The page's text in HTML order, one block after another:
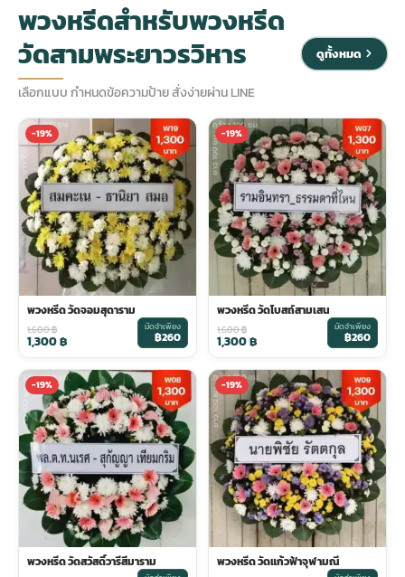
ดอกไม้งานศพ กรุงเทพ
ดอกไม้งานศพ ปากคลองตลาด
ร้านดอกไม้งานศพ ใกล้ฉัน
ดอกไม้งานศพ ราคาถูก
จัดดอกไม้งานศพ ราคา
ดอกไม้งานศพ ส่งฟรี
ดอกไม้งานศพ ออนไลน์
พวงดอกไม้งานศพ
tpdecorate ปูพื้น
พวงหรีดดอกไม้สด ราคาถูก
สั่งพวงหรีด ออนไลน์
ส่งพวงหรีด ด่วน กรุงเทพ
ร้านพวงหรีด กรุงเทพ ส่งฟรี
พวงหรีด ปากคลองตลาด ราคา
พวงหรีด ส่งด่วน วันนี้
ระดับเมรุ
มรุ ออนไลน์
มรุ ส่งด่วน
น้าเมรุ กรุงเทพ
พวงหรีดสำหรับพวงหรีด
วัดสามพระยาวรวิหาร
เลือกแบบ กำหนดข้อความป้าย สั่งง่ายผ่าน LINE
ดูทั้งหมด
-19%
พวงหรีด วัดจอมสุดาราม
1,600฿
1,300฿
มัดจำเพียง
฿260
-19%
พวงหรีด วัดโบสถ์สามเสน
1,600฿
1,300฿
มัดจำเพียง
฿260
-19%
พวงหรีด วัดสวัสดิ์วารีสีมาราม
-19%
พวงหรีด วัดแก้วฟ้าจุฬามณี